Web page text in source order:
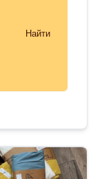
Найти